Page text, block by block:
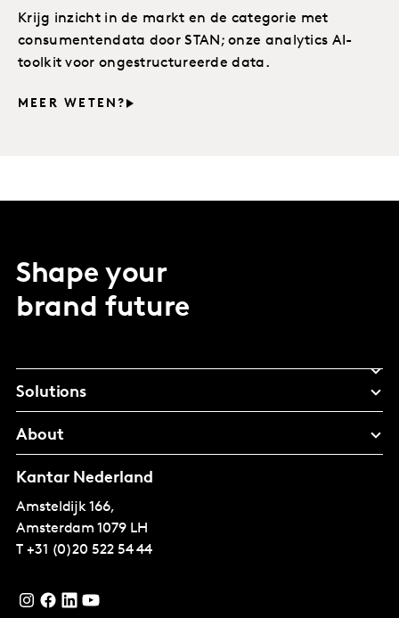
Krijg inzicht in de markt en de categorie met
consumentendata door STAN; onze analytics AI-
toolkit voor ongestructureerde data.
MEER WETEN?
Shape your
brand future
Solutions
About
Kantar Nederland
Amsteldijk 166,
Amsterdam 1079 LH
T +31 (0)20 522 54 44